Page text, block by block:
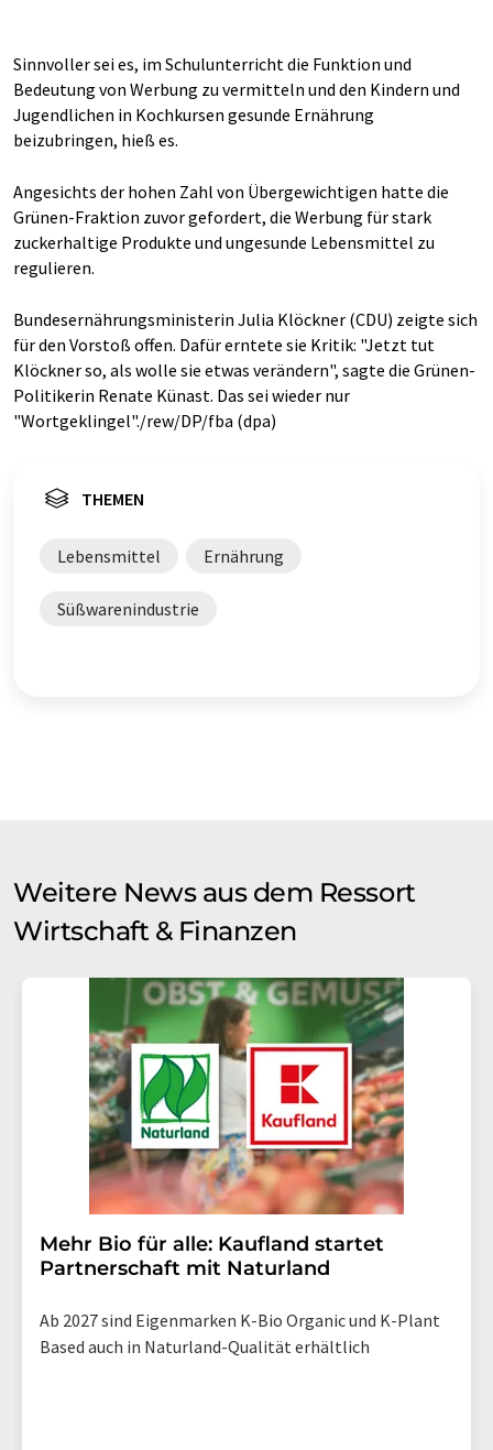
Sinnvoller sei es, im Schulunterricht die Funktion und
Bedeutung von Werbung zu vermitteln und den Kindern und
Jugendlichen in Kochkursen gesunde Ernährung
beizubringen, hieß es.
Angesichts der hohen Zahl von Übergewichtigen hatte die
Grünen-Fraktion zuvor gefordert, die Werbung für stark
zuckerhaltige Produkte und ungesunde Lebensmittel zu
regulieren.
Bundesernährungsministerin Julia Klöckner (CDU) zeigte sich
für den Vorstoß offen. Dafür erntete sie Kritik: "Jetzt tut
Klöckner so, als wolle sie etwas verändern", sagte die Grünen-
Politikerin Renate Künast. Das sei wieder nur
"Wortgeklingel"./rew/DP/fba (dpa)
THEMEN
Lebensmittel Ernährung
Süßwarenindustrie
Weitere News aus dem Ressort
Wirtschaft & Finanzen
Mehr Bio für alle: Kaufland startet
Partnerschaft mit Naturland
Ab 2027 sind Eigenmarken K-Bio Organic und K-Plant
Based auch in Naturland-Qualität erhältlich